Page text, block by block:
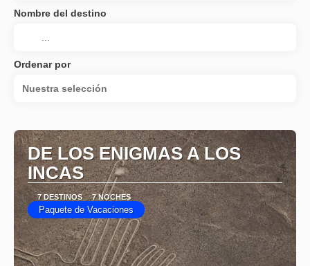
Nombre del destino
Ordenar por
Nuestra selección
DE LOS ENIGMAS A LOS
INCAS
7 DESTINOS 7 NOCHES
Paquete de Vacaciones